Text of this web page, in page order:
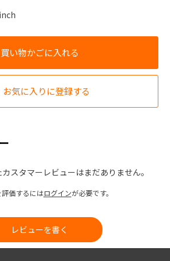
お気に入りに登録する
スタマーレビューはまだありません。
評価するにはログインが必要です。
レビューを書く